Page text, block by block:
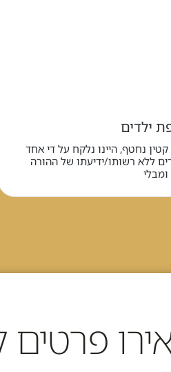
ילדים
נחטף, היינו נלקח על די אחד
ללא רשותו/ידיעתו של ההורה